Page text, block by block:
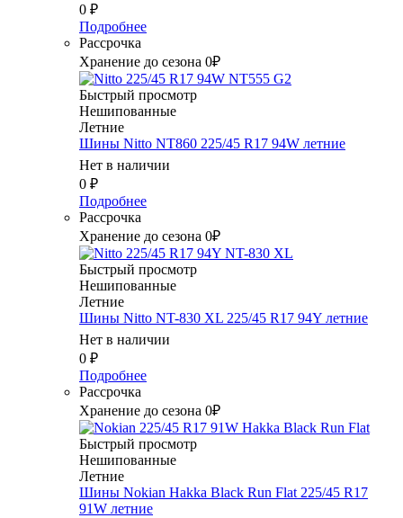
0 ₽
Подробнее
Рассрочка
Хранение до сезона 0₽
Быстрый просмотр
Нешипованные
Летние
Шины Nitto NT860 225/45 R17 94W летние
Нет в наличии
0 ₽
Подробнее
Рассрочка
Хранение до сезона 0₽
Быстрый просмотр
Нешипованные
Летние
Шины Nitto NT-830 XL 225/45 R17 94Y летние
Нет в наличии
0 ₽
Подробнее
Рассрочка
Хранение до сезона 0₽
Быстрый просмотр
Нешипованные
Летние
Шины Nokian Hakka Black Run Flat 225/45 R17
91W летние